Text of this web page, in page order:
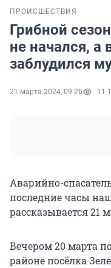
ПРОИСШЕСТВИЯ
Грибной
не начался, а
заблудился
21 марта 2024, 09:26 11
Аварийно-
последние часы
рассказывается 21
Вечером 20 марта
районе посёлка